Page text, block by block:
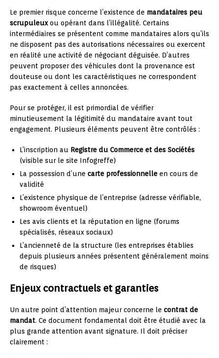
Le premier risque concerne l’existence de mandataires peu
scrupuleuxou opérant dans l’illégalité. Certains
intermédiaires se présentent comme mandataires alors qu’ils
ne disposent pas des autorisations nécessaires ou exercent
en réalité une activité de négociant déguisée. D’autres
peuvent proposer des véhicules dont la provenance est
douteuse ou dont les caractéristiques ne correspondent
pas exactement à celles annoncées.
Pour se protéger, il est primordial de vérifier
minutieusement la légitimité du mandataire avant tout
engagement. Plusieurs éléments peuvent être contrôlés :
L’inscription au Registre du Commerce et des Sociétés
(visible sur le site Infogreffe)
La possession d’une carte professionnelle en cours de
validité
L’existence physique de l’entreprise (adresse vérifiable,
showroom éventuel)
Les avis clients et la réputation en ligne (forums
spécialisés, réseaux sociaux)
L’ancienneté de la structure (les entreprises établies
depuis plusieurs années présentent généralement moins
de risques)
Enjeux contractuels et garanties
Un autre point d’attention majeur concerne le contrat de
mandat. Ce document fondamental doit être étudié avec la
plus grande attention avant signature. Il doit préciser
clairement :